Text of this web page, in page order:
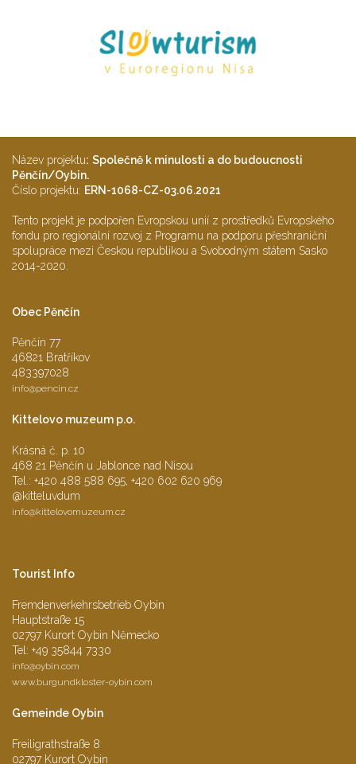
Název projektu: Společně k minulosti a do budoucnosti
Pěnčín/Oybin.
Číslo projektu: ERN-1068-CZ-03.06.2021
Tento projekt je podpořen Evropskou unií z prostředků Evropského
fondu pro regionální rozvoj z Programu na podporu přeshraniční
spolupráce mezi Českou republikou a Svobodným státem Sasko
2014-2020.
Obec Pěnčín
Pěnčín 77
46821 Bratříkov
483397028
info@pencin.cz
Kittelovo muzeum p.o.
Krásná č. p. 10
468 21 Pěnčín u Jablonce nad Nisou
Tel.: +420 488 588 695, +420 602 620 969
@kitteluvdum
info@kittelovomuzeum.cz
Tourist Info
Fremdenverkehrsbetrieb Oybin
Hauptstraße 15
02797 Kurort Oybin Německo
Tel: +49 35844 7330
info@oybin.com
www.burgundkloster-oybin.com
Gemeinde Oybin
Freiligrathstraße 8
02797 Kurort Oybin